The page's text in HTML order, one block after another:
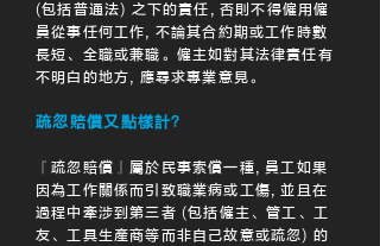
(包括普通法) 之下的責任 ,否則不得僱用僱
員從事任何工作, 不論其合約期或工作時數
長短、全職或兼職。僱主如對其法律責任有
不明白的地方, 應尋求專業意見。
疏忽賠償又點樣計？
『疏忽賠償』屬於民事索償一種, 員工如果
因為工作關係而引致職業病或工傷,並且在
過程中牽涉到第三者 (包括僱主、管工、工
友、工具生產商等而非自己故意或疏忽) 的